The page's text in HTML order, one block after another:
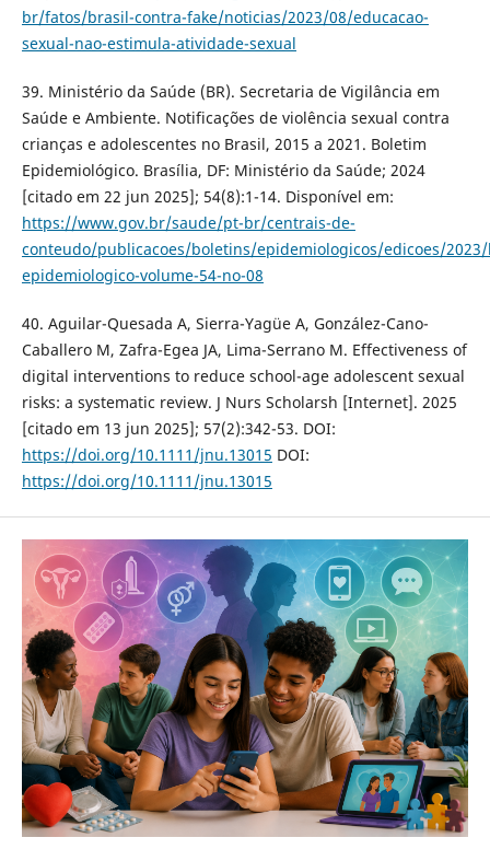
br/fatos/brasil-contra-fake/noticias/2023/08/educacao-
sexual-nao-estimula-atividade-sexual
39. Ministério da Saúde (BR). Secretaria de Vigilância em
Saúde e Ambiente. Notificações de violência sexual contra
crianças e adolescentes no Brasil, 2015 a 2021. Boletim
Epidemiológico. Brasília, DF: Ministério da Saúde; 2024
[citado em 22 jun 2025]; 54(8):1-14. Disponível em:
https://www.gov.br/saude/pt-br/centrais-de-
conteudo/publicacoes/boletins/epidemiologicos/edicoes/
epidemiologico-volume-54-no-08
40. Aguilar-Quesada A, Sierra-Yagüe A, González-Cano-
Caballero M, Zafra-Egea JA, Lima-Serrano M. Effectiveness of
digital interventions to reduce school-age adolescent sexual
risks: a systematic review. J Nurs Scholarsh [Internet]. 2025
[citado em 13 jun 2025]; 57(2):342-53. DOI:
https://doi.org/10.1111/jnu.13015 DOI:
https://doi.org/10.1111/jnu.13015